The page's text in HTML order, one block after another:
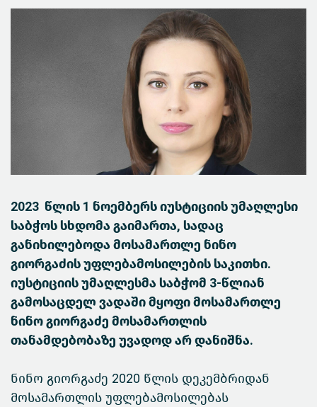
2023 წლის 1 ნოემბერს იუსტიციის უმაღლესი
საბჭოს სხდომა გაიმართა, სადაც
განიხილებოდა მოსამართლე ნინო
გიორგაძის უფლებამოსილების საკითხი.
იუსტიციის უმაღლესმა საბჭომ 3-წლიან
გამოსაცდელ ვადაში მყოფი მოსამართლე
ნინო გიორგაძე მოსამართლის
თანამდებობაზე უვადოდ არ დანიშნა.
ნინო გიორგაძე 2020 წლის დეკემბრიდან
მოსამართლის უფლებამოსილებას